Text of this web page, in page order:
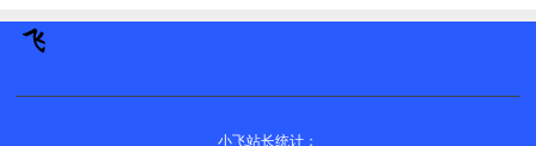
小飞站长统计：